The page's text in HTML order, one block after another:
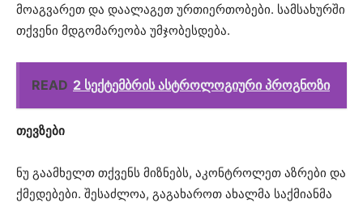
მოაგვარეთ და დაალაგეთ ურთიერთობები. სამსახურში
თქვენი მდგომარეობა უმჯობესდება.
READ 2 სექტემბრის ასტროლოგიური პროგნოზი
თევზები
ნუ გაამხელთ თქვენს მიზნებს, აკონტროლეთ აზრები და
ქმედებები. შესაძლოა, გაგახაროთ ახალმა საქმიანმა